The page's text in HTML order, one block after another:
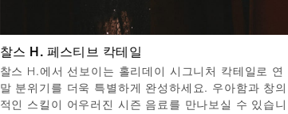
찰스 H. 페스티브 칵테일
찰스 H.에서 선보이는 홀리데이 시그니처 칵테일로 연
말 분위기를 더욱 특별하게 완성하세요. 우아함과 창의
적인 스킬이 어우러진 시즌 음료를 만나보실 수 있습니